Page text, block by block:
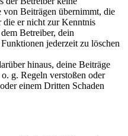
Beiträgen übernimmt, die
die er nicht zur Kenntnis
Betreiber, dein
jederzeit zu löschen
hinaus, deine Beiträge
g. Regeln verstoßen oder
einem Dritten Schaden